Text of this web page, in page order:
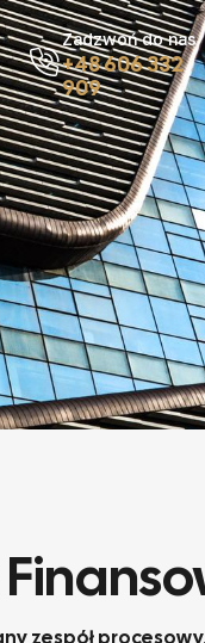
Zadzwoń do nas
+48 606 332
909
zespół